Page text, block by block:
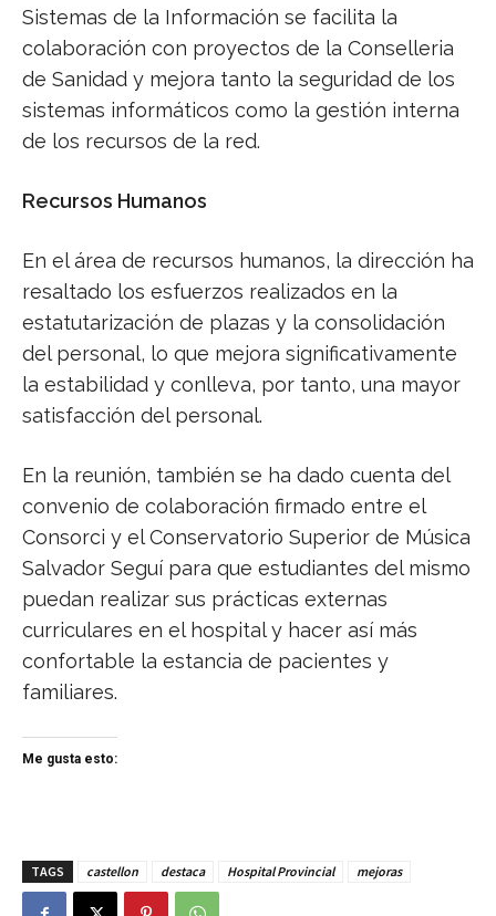
Sistemas de la Información se facilita la
colaboración con proyectos de la Conselleria
de Sanidad y mejora tanto la seguridad de los
sistemas informáticos como la gestión interna
de los recursos de la red.
Recursos Humanos
En el área de recursos humanos, la dirección ha
resaltado los esfuerzos realizados en la
estatutarización de plazas y la consolidación
del personal, lo que mejora significativamente
la estabilidad y conlleva, por tanto, una mayor
satisfacción del personal.
En la reunión, también se ha dado cuenta del
convenio de colaboración firmado entre el
Consorci y el Conservatorio Superior de Música
Salvador Seguí para que estudiantes del mismo
puedan realizar sus prácticas externas
curriculares en el hospital y hacer así más
confortable la estancia de pacientes y
familiares.
Me gusta esto:
TAGS castellon destaca Hospital Provincial mejoras